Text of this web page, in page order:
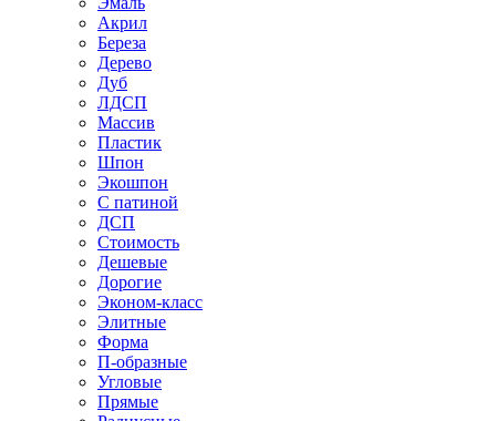
Акрил
Береза
Дерево
Дуб
ЛДСП
Массив
Пластик
Шпон
Экошпон
С патиной
ДСП
Стоимость
Дешевые
Дорогие
Эконом-класс
Элитные
Форма
П-образные
Угловые
Прямые